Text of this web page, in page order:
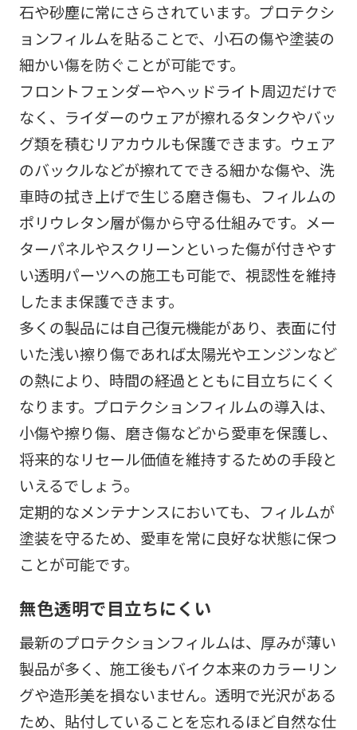
石や砂塵に常にさらされています。プロテクシ
ョンフィルムを貼ることで、小石の傷や塗装の
細かい傷を防ぐことが可能です。
フロントフェンダーやヘッドライト周辺だけで
なく、ライダーのウェアが擦れるタンクやバッ
グ類を積むリアカウルも保護できます。ウェア
のバックルなどが擦れてできる細かな傷や、洗
車時の拭き上げで生じる磨き傷も、フィルムの
ポリウレタン層が傷から守る仕組みです。メー
ターパネルやスクリーンといった傷が付きやす
い透明パーツへの施工も可能で、視認性を維持
したまま保護できます。
多くの製品には自己復元機能があり、表面に付
いた浅い擦り傷であれば太陽光やエンジンなど
の熱により、時間の経過とともに目立ちにくく
なります。プロテクションフィルムの導入は、
小傷や擦り傷、磨き傷などから愛車を保護し、
将来的なリセール価値を維持するための手段と
いえるでしょう。
定期的なメンテナンスにおいても、フィルムが
塗装を守るため、愛車を常に良好な状態に保つ
ことが可能です。
無色透明で目立ちにくい
最新のプロテクションフィルムは、厚みが薄い
製品が多く、施工後もバイク本来のカラーリン
グや造形美を損ないません。透明で光沢がある
ため、貼付していることを忘れるほど自然な仕